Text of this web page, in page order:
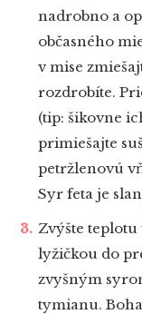
nadrobno a
občasného
v mise
rozdrobíte.
(tip: šikovne
primiešajte
petržlenovú
Syr feta je
Zvýšte teplotu
lyžičkou do
zvyšným
tymianu.